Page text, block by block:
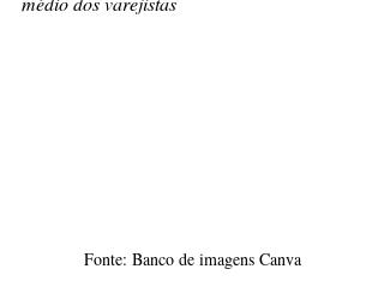
Fonte: Banco de imagens Canva